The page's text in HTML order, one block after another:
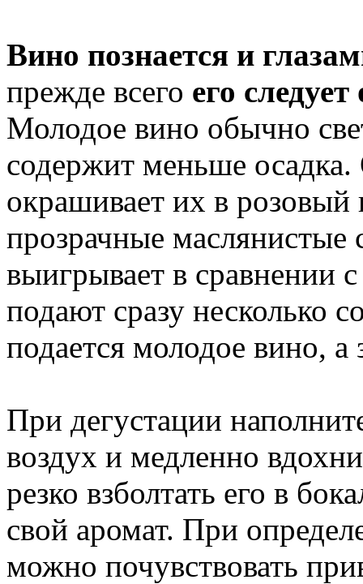
Вино познается и
прежде всего его
Молодое вино обычно
содержит меньше
окрашивает их в розовый
прозрачные
выигрывает в сравнении
подают сразу несколько
подается молодое вино,
При дегустации
воздух и медленно
резко взболтать его в
свой аромат. При
можно почувствовать